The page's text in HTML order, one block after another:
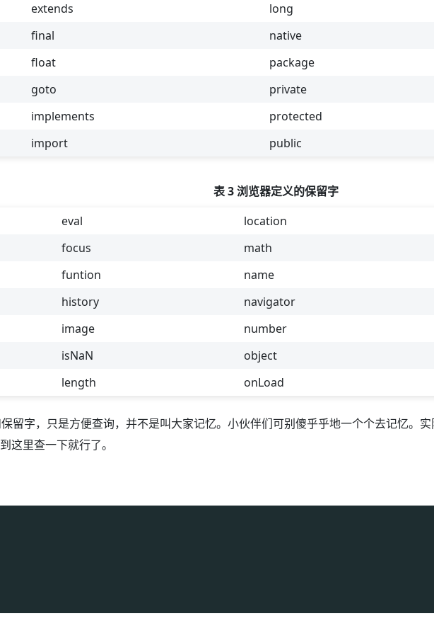
extends
long
final
native
float
package
goto
private
implements
protected
import public
表 3 浏览器定义的保留字
eval
location
focus
math
funtion
name
history
navigator
image
number
isNaN
object
length onLoad
留字，只是方便查询，并不是叫大家记忆。小伙伴们可别傻乎乎地一个个去记忆。
这里查一下就行了。